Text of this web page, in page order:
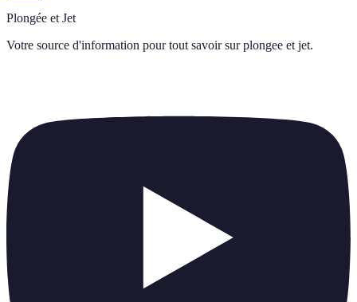
Plongée et Jet
Votre source d'information pour tout savoir sur plongee et jet.